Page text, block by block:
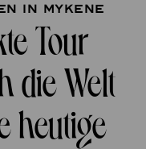
in Mykene
Tour
die Welt
heutige